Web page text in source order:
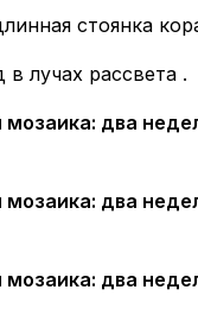
стоянка
лучах рассвета .